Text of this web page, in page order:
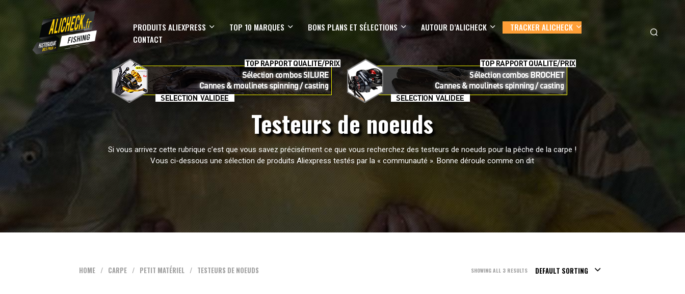
PRODUITS ALIEXPRESS TOP 10 MARQUES BONS PLANS ET SÉLECTIONS AUTOUR D’ALICHECK
TRACKER ALICHECK
CONTACT
Testeurs de noeuds
Si vous arrivez cette rubrique c’est que vous savez précisément ce que vous recherchez des testeurs de noeuds pour la pêche de la carpe !
Vous ci-dessous une sélection de produits Aliexpress testés par la « communauté ». Bonne déroule comme on dit
HOME / CARPE / PETIT MATÉRIEL / TESTEURS DE NOEUDS DEFAULT SORTING
SHOWING ALL 3 RESULTS